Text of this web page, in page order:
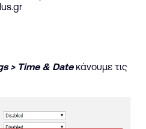
.gr
> Time & Dateκάνουμε τις